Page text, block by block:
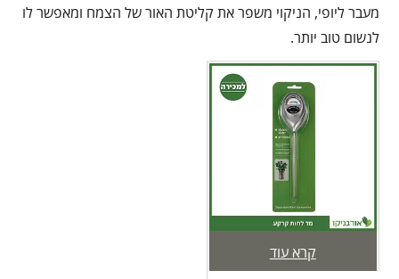
מעבר ליופי, הניקוי משפר את קליטת האור של הצמח ומאפשר לו
לנשום טוב יותר.
קרא עוד